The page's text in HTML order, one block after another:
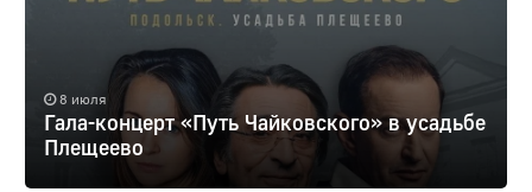
8 июля
Гала-концерт «Путь Чайковского» в усадьбе
Плещеево